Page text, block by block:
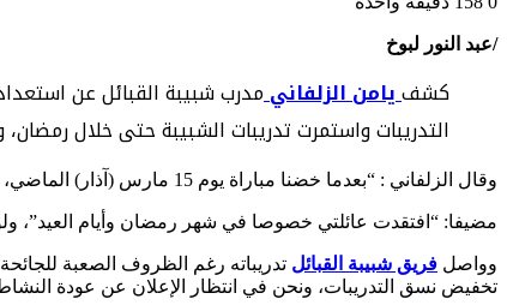
/عبد النور لبوخ
كشفيامن الزلفاني مدرب شبيبة القبائل عن
التدريبات واستمرت تدريبات الشبيبة حتى خلال
وقال الزلفاني : “بعدما خضنا مباراة يوم 15 مارس (آذار) الماضي، خارج ميداننا أمام وفاق سطيف، لم يكن يخطر ببالي أنه سيقع غلق الحدود بسبب الوباء، ولم يكن من الممكن أن أعود إلى تونس”.
مضيفا: “افتقدت عائلتي خصوصا في شهر رمضان وأيام العيد”،
وواصل فريق شبيبة القبائل تدريباته رغم الظروف الصعبة
تخفيض نسق التدريبات، ونحن في انتظار الإعلان عن عودة